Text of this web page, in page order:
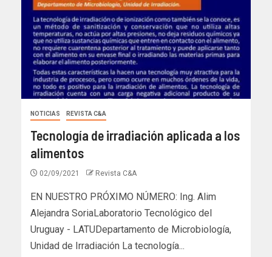
NOTICIAS REVISTA C&A
Tecnología de irradiación aplicada a los
alimentos
02/09/2021 Revista C&A
EN NUESTRO PRÓXIMO NÚMERO: Ing. Alim
Alejandra SoriaLaboratorio Tecnológico del
Uruguay - LATUDepartamento de Microbiología,
Unidad de Irradiación La tecnología...